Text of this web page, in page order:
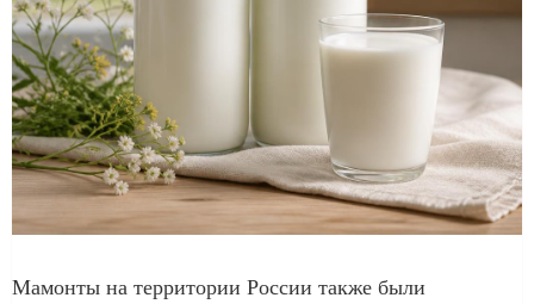
Мамонты на территории России также были